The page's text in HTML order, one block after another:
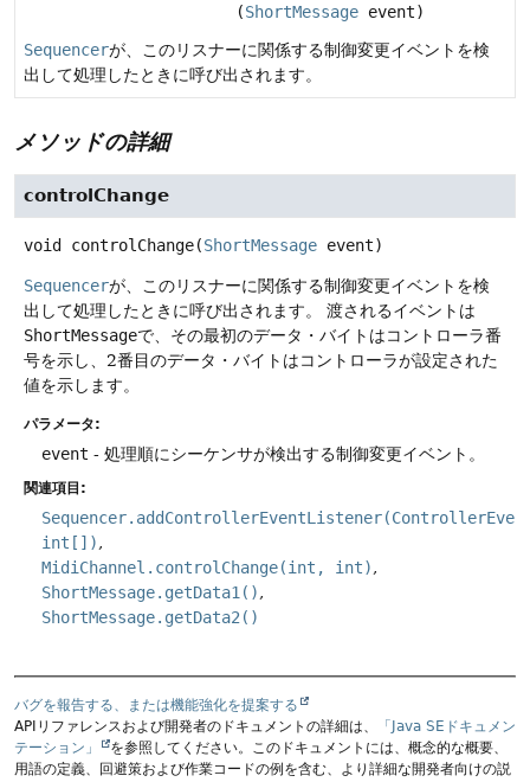
(ShortMessage event)
Sequencerが、このリスナーに関係する制御変更イベントを検
出して処理したときに呼び出されます。
メソッドの詳細
controlChange
void controlChange(ShortMessage event)
Sequencerが、このリスナーに関係する制御変更イベントを検
出して処理したときに呼び出されます。
渡されるイベントは
ShortMessageで、その最初のデータ・バイトはコントローラ番
号を示し、2番目のデータ・バイトはコントローラが設定された
値を示します。
パラメータ:
event - 処理順にシーケンサが検出する制御変更イベント。
関連項目:
int[])
MidiChannel.controlChange(int, int)
ShortMessage.getData1()
ShortMessage.getData2()
バグを報告する、または機能強化を提案する
APIリファレンスおよび開発者のドキュメントの詳細は、
「Java SEドキュメン
テーション」
を参照してください。このドキュメントには、概念的な概要、
用語の定義、回避策および作業コードの例を含む、より詳細な開発者向けの説